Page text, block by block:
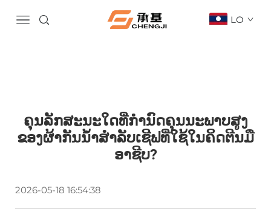
LO
ຄຸນລັກສະນະໃດທີ່ກຳນົດຄຸນນະພາບສູງ
ຂອງຜ້າກັນນ້ຳສຳລັບເຊີຟທີ່ໃຊ້ໃນຄິດຕີນມື
ອາຊີບ?
2026-05-18 16:54:38